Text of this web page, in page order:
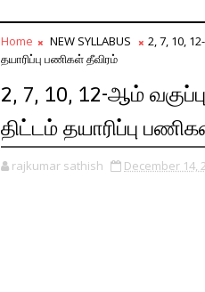
Home NEW SYLLABUS
2, 7, 10,
தயாரிப்பு பணிகள் தீவிரம்
2, 7, 10, 12-ஆம்
திட்டம் தயாரிப்பு
rajkumar sathish December 14,